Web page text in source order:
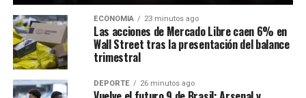
ECONOMIA 23 minutos ago
Las acciones de Mercado Libre caen 6% en
Wall Street tras la presentación del balance
trimestral
DEPORTE 26 minutos ago